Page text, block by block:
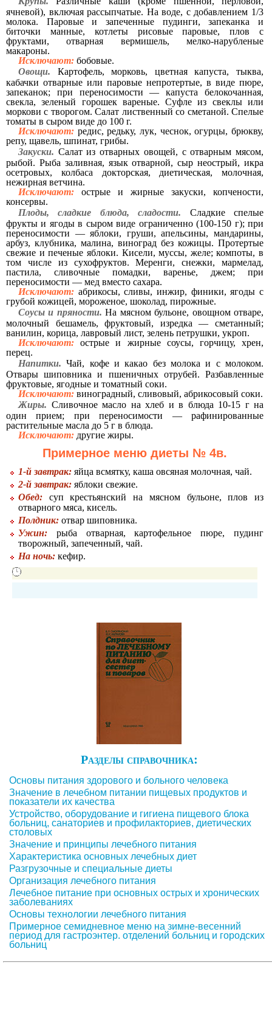
ячневой), включая рассыпчатые. На воде, с добавлением 1/3
молока. Паровые и запеченные пудинги, запеканка и
биточки манные, котлеты рисовые паровые, плов с
фруктами, отварная вермишель, мелко-нарубленые
макароны.
Исключают: бобовые.
Овощи. Картофель, морковь, цветная капуста, тыква,
кабачки отварные или паровые непротертые, в виде пюре,
запеканок; при переносимости — капуста белокочанная,
свекла, зеленый горошек вареные. Суфле из свеклы или
моркови с творогом. Салат лиственный со сметаной. Спелые
томаты в сыром виде до 100 г.
Исключают: редис, редьку, лук, чеснок, огурцы, брюкву,
репу, щавель, шпинат, грибы.
Закуски. Салат из отварных овощей, с отварным мясом,
рыбой. Рыба заливная, язык отварной, сыр неострый, икра
осетровых, колбаса докторская, диетическая, молочная,
нежирная ветчина.
Исключают: острые и жирные закуски, копчености,
консервы.
Плоды, сладкие блюда, сладости. Сладкие спелые
фрукты и ягоды в сыром виде ограниченно (100-150 г); при
переносимости — яблоки, груши, апельсины, мандарины,
арбуз, клубника, малина, виноград без кожицы. Протертые
свежие и печеные яблоки. Кисели, муссы, желе; компоты, в
том числе из сухофруктов. Меренги, снежки, мармелад,
пастила, сливочные помадки, варенье, джем; при
переносимости — мед вместо сахара.
Исключают: абрикосы, сливы, инжир, финики, ягоды с
грубой кожицей, мороженое, шоколад, пирожные.
Соусы и пряности. На мясном бульоне, овощном отваре,
молочный бешамель, фруктовый, изредка — сметанный;
ванилин, корица, лавровый лист, зелень петрушки, укроп.
Исключают: острые и жирные соусы, горчицу, хрен,
перец.
Напитки. Чай, кофе и какао без молока и с молоком.
Отвары шиповника и пшеничных отрубей. Разбавленные
фруктовые, ягодные и томатный соки.
Исключают: виноградный, сливовый, абрикосовый соки.
Жиры. Сливочное масло на хлеб и в блюда 10-15 г на
один прием; при переносимости — рафинированные
растительные масла до 5 г в блюда.
Исключают: другие жиры.
Примерное меню диеты № 4в.
1-й завтрак: яйца всмятку, каша овсяная молочная, чай.
2-й завтрак: яблоки свежие.
Обед: суп крестьянский на мясном бульоне, плов из
отварного мяса, кисель.
Полдник: отвар шиповника.
Ужин: рыба отварная, картофельное пюре, пудинг
творожный, запеченный, чай.
На ночь: кефир.
Разделы справочника:
Основы питания здорового и больного человека
Значение в лечебном питании пищевых продуктов и
показатели их качества
Устройство, оборудование и гигиена пищевого блока
больниц, санаториев и профилакториев, диетических
столовых
Значение и принципы лечебного питания
Характеристика основных лечебных диет
Разгрузочные и специальные диеты
Организация лечебного питания
Лечебное питание при основных острых и хронических
заболеваниях
Основы технологии лечебного питания
Примерное семидневное меню на зимне-весенний
период для гастроэнтер. отделений больниц и городских
больниц